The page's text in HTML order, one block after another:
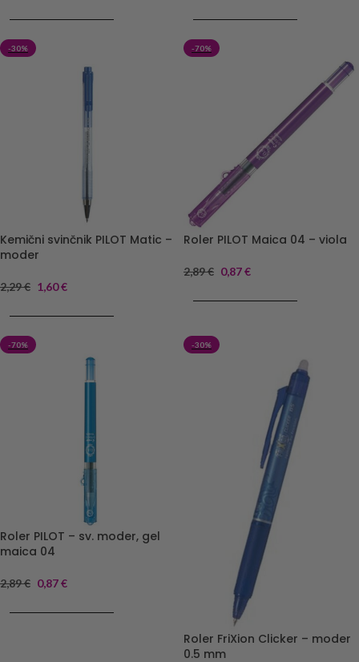
-30%
Kemični svinčnik PILOT Matic –
moder
2,29€ 1,60€
-70%
Roler PILOT Maica 04 – viola
2,89€ 0,87€
-70%
Roler PILOT – sv. moder, gel
maica 04
2,89€ 0,87€
-30%
Roler FriXion Clicker – moder
0.5 mm